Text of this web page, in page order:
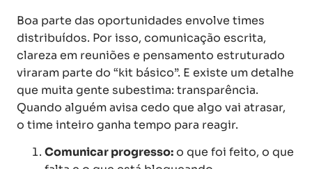
Boa parte das oportunidades envolve times
distribuídos. Por isso, comunicação escrita,
clareza em reuniões e pensamento estruturado
viraram parte do “kit básico”. E existe um detalhe
que muita gente subestima: transparência.
Quando alguém avisa cedo que algo vai atrasar,
o time inteiro ganha tempo para reagir.
Comunicar progresso:o que foi feito, o que